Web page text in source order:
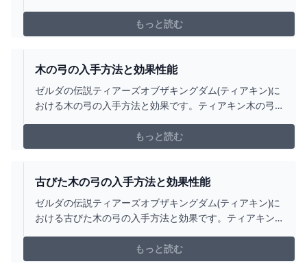
いても掲載しています。もっと読む
木の弓の入手方法と効果性能
ゼルダの伝説ティアーズオブザキングダム(ティアキン)に
おける木の弓の入手方法と効果です。ティアキン木の弓
もっと読む
古びた木の弓の入手方法と効果性能
ゼルダの伝説ティアーズオブザキングダム(ティアキン)に
おける古びた木の弓の入手方法と効果です。ティアキン
や攻撃力についても掲載しています。
もっと読む